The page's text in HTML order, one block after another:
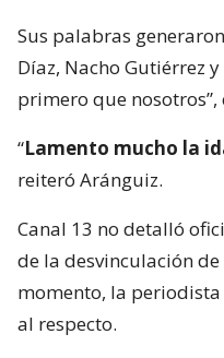
Sus palabras
Díaz, Nacho Gutiérrez
primero que
“Lamento mucho la
reiteró Aránguiz.
Canal 13 no detalló
de la desvinculación
momento, la
al respecto.